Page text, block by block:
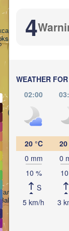
4
WEATHER
02:00
20 °C
0 mm
10 %
S
5 km/h
20
0
3
(Ul'yanovsk)